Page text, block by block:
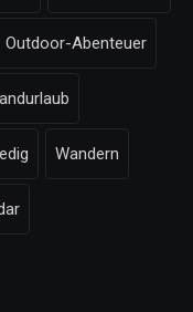
Outdoor-Abenteuer
Wandern